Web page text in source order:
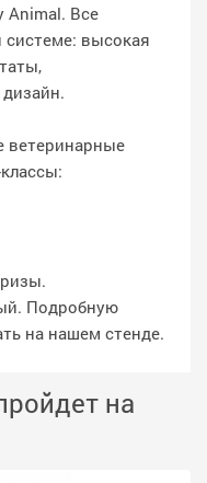
Animal. Все
системе: высокая
ветеринарные
Подробную
на нашем стенде.
на